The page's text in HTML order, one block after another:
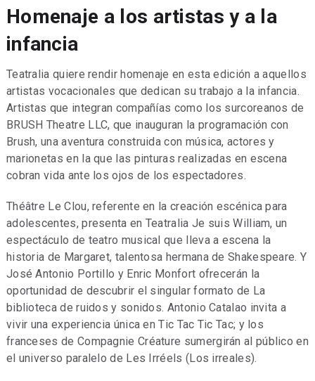
Homenaje a los artistas y a la
infancia
Teatralia quiere rendir homenaje en esta edición a aquellos
artistas vocacionales que dedican su trabajo a la infancia.
Artistas que integran compañías como los surcoreanos de
BRUSH Theatre LLC, que inauguran la programación con
Brush, una aventura construida con música, actores y
marionetas en la que las pinturas realizadas en escena
cobran vida ante los ojos de los espectadores.
Théâtre Le Clou, referente en la creación escénica para
adolescentes, presenta en Teatralia Je suis William, un
espectáculo de teatro musical que lleva a escena la
historia de Margaret, talentosa hermana de Shakespeare. Y
José Antonio Portillo y Enric Monfort ofrecerán la
oportunidad de descubrir el singular formato de La
biblioteca de ruidos y sonidos. Antonio Catalao invita a
vivir una experiencia única en Tic Tac Tic Tac; y los
franceses de Compagnie Créature sumergirán al público en
el universo paralelo de Les Irréels (Los irreales).